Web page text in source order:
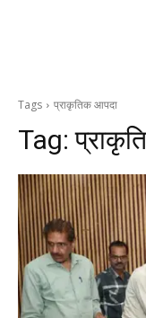
Tags प्राकृतिक आपदा
Tag: